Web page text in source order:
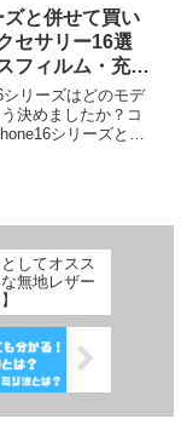
に解説します！
と併せて買い
セサリー16選
フィルム・充電
リーズはどのモデ
決めましたか？コ
シリーズと併
してオスス
無地レザー